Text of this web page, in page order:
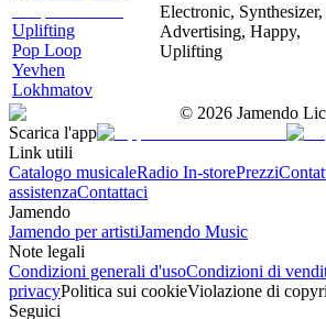
Uplifting
Pop Loop
Yevhen
Lokhmatov
Electronic, Synthesizer,
Advertising, Happy,
Uplifting
© 2026 Jamendo
Scarica l'app
Link utili
Catalogo musicaleRadio In-storePrezzi
assistenzaContattaci
Jamendo
Jamendo per artistiJamendo Music
Note legali
Condizioni generali d'usoCondizioni di
privacyPolitica sui cookieViolazione di
Seguici